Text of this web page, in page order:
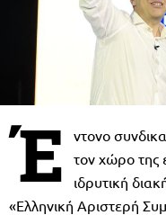
Έ
ντονο
τον χώρο της
ιδρυτική
«Ελληνική Αριστερή